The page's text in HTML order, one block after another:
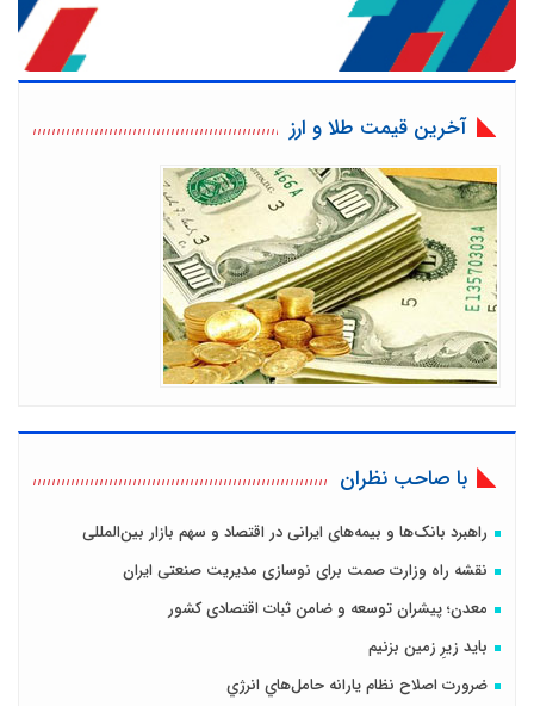
آخرین قیمت طلا و ارز
با صاحب نظران
راهبرد بانک‌ها و بیمه‌های ایرانی در اقتصاد و سهم بازار بین‌المللی
نقشه راه وزارت صمت برای نوسازی مدیریت صنعتی ایران
معدن؛ پیشران توسعه و ضامن ثبات اقتصادی کشور
باید زیرِ زمین بزنیم
ضرورت اصلاح نظام يارانه حامل‌هاي انرژي